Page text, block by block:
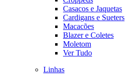
Casacos e Jaquetas
Cardigans e Sueters
Macacões
Blazer e Coletes
Moletom
Ver Tudo
Linhas